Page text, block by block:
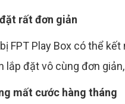
đặt rất đơn giản
FPT Play Box có thể
lắp đặt vô cùng đơn
mất cước hàng tháng